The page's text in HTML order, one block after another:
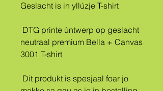
Geslacht is in yllúzje T-shirt
neutraal premium Bella + Canvas
3001 T-shirt